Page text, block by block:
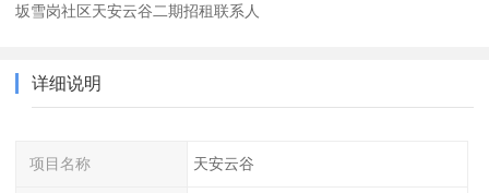
坂雪岗社区天安云谷二期招租联系人
详细说明
项目名称 天安云谷